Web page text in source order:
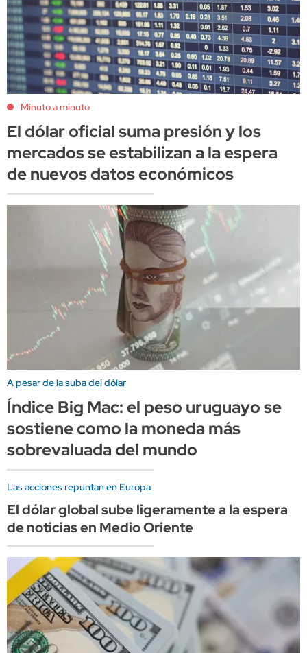
Minuto a minuto
El dólar oficial suma presión y los
mercados se estabilizan a la espera
de nuevos datos económicos
A pesar de la suba del dólar
Índice Big Mac: el peso uruguayo se
sostiene como la moneda más
sobrevaluada del mundo
Las acciones repuntan en Europa
El dólar global sube ligeramente a la espera
de noticias en Medio Oriente